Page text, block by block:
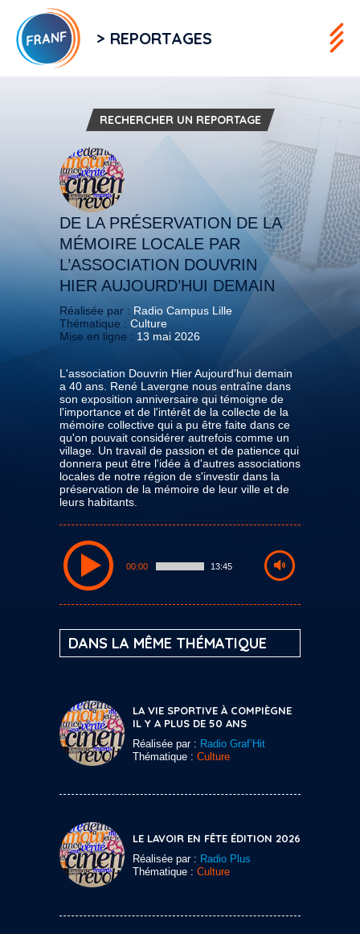
> REPORTAGES
RECHERCHER UN REPORTAGE
DE LA PRÉSERVATION DE LA
MÉMOIRE LOCALE PAR
L’ASSOCIATION DOUVRIN
HIER AUJOURD’HUI DEMAIN
Réalisée par : Radio Campus Lille
Thématique : Culture
Mise en ligne : 13 mai 2026
L'association Douvrin Hier Aujourd'hui demain
a 40 ans. René Lavergne nous entraîne dans
son exposition anniversaire qui témoigne de
l'importance et de l'intérêt de la collecte de la
mémoire collective qui a pu être faite dans ce
qu'on pouvait considérer autrefois comme un
village. Un travail de passion et de patience qui
donnera peut être l'idée à d'autres associations
locales de notre région de s'investir dans la
préservation de la mémoire de leur ville et de
leurs habitants.
00:00 13:45
DANS LA MÊME THÉMATIQUE
LA VIE SPORTIVE À COMPIÈGNE
IL Y A PLUS DE 50 ANS
Réalisée par : Radio Graf’Hit
Thématique : Culture
LE LAVOIR EN FÊTE ÉDITION 2026
Réalisée par : Radio Plus
Thématique : Culture